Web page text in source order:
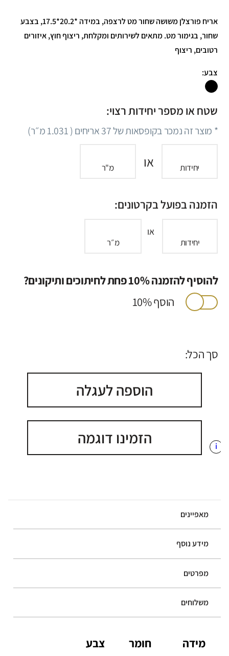
אריח פורצלן משושה שחור מט לרצפה, במידה *20.2*17.5, בצבע
שחור, בגימור מט. מתאים לשירותים ומקלחת, ריצוף חוץ, איזורים
רטובים, ריצוף
צבע:
שטח או מספר יחידות רצוי:
* מוצר זה נמכר בקופסאות של37אריחים (1.031מ״ר)
יחידות או מ"ר
הזמנה בפועל בקרטונים:
יחידות
או
מ״ר
להוסיף להזמנה 10% פחת לחיתוכים ותיקונים?
הוסף 10%
סך הכל:
הוספה לעגלה
הזמינו דוגמה i
מאפיינים
מידע נוסף
מפרטים
משלוחים
מידה
חומר
צבע